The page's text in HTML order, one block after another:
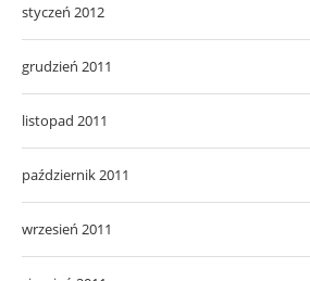
styczeń 2012
grudzień 2011
listopad 2011
październik 2011
wrzesień 2011